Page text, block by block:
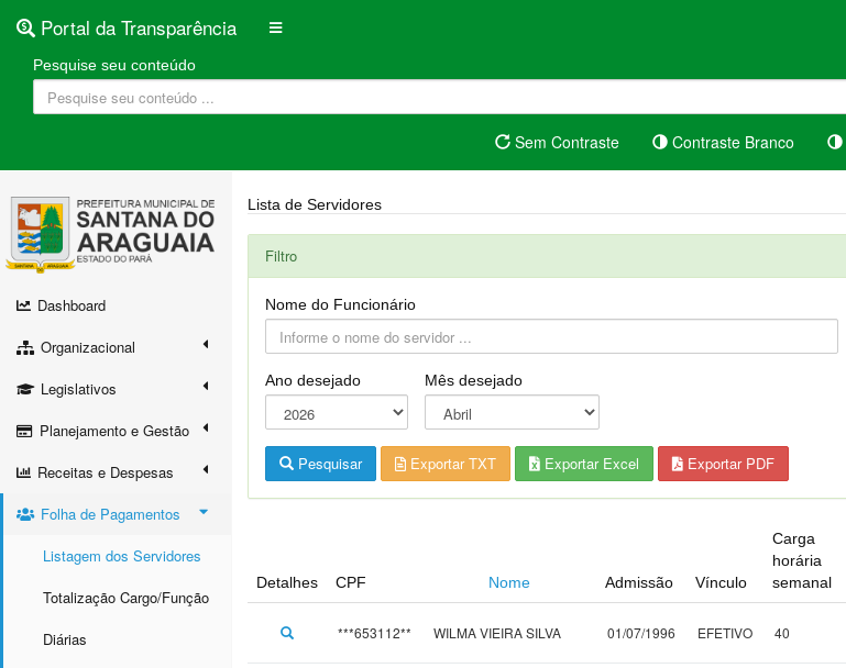
Portal da Transparência
Pesquise seu conteúdo
Sem Contraste Contraste Branco
Dashboard
Organizacional
Legislativos
Planejamento e Gestão
Receitas e Despesas
Folha de Pagamentos
Listagem dos Servidores
Totalização Cargo/Função
Diárias
Lista de Servidores
Filtro
Nome do Funcionário
Ano desejado Mês desejado
Pesquisar Exportar TXT Exportar Excel Exportar PDF
Detalhes CPF Nome Admissão Vínculo
Carga
horária
semanal
***653112** WILMA VIEIRA SILVA 01/07/1996 EFETIVO 40